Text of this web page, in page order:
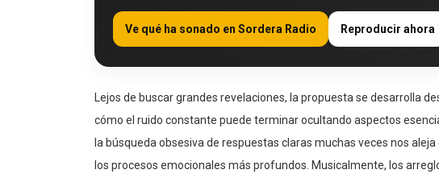
Ve qué ha sonado en Sordera Radio Reproducir ahora
Lejos de buscar grandes revelaciones, la propuesta se desarrolla
cómo el ruido constante puede terminar ocultando aspectos
la búsqueda obsesiva de respuestas claras muchas veces nos
los procesos emocionales más profundos. Musicalmente, los